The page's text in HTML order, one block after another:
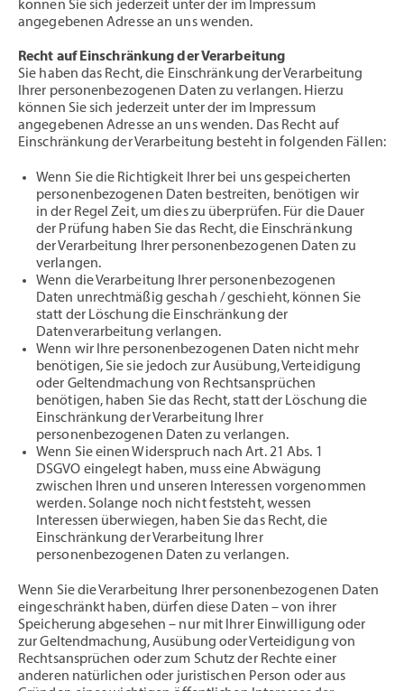
können Sie sich jederzeit unter der im Impressum
angegebenen Adresse an uns wenden.
Recht auf Einschränkung der Verarbeitung
Sie haben das Recht, die Einschränkung der Verarbeitung
Ihrer personenbezogenen Daten zu verlangen. Hierzu
können Sie sich jederzeit unter der im Impressum
angegebenen Adresse an uns wenden. Das Recht auf
Einschränkung der Verarbeitung besteht in folgenden Fällen:
Wenn Sie die Richtigkeit Ihrer bei uns gespeicherten
personenbezogenen Daten bestreiten, benötigen wir
in der Regel Zeit, um dies zu überprüfen. Für die Dauer
der Prüfung haben Sie das Recht, die Einschränkung
der Verarbeitung Ihrer personenbezogenen Daten zu
verlangen.
Wenn die Verarbeitung Ihrer personenbezogenen
Daten unrechtmäßig geschah / geschieht, können Sie
statt der Löschung die Einschränkung der
Datenverarbeitung verlangen.
Wenn wir Ihre personenbezogenen Daten nicht mehr
benötigen, Sie sie jedoch zur Ausübung, Verteidigung
oder Geltendmachung von Rechtsansprüchen
benötigen, haben Sie das Recht, statt der Löschung die
Einschränkung der Verarbeitung Ihrer
personenbezogenen Daten zu verlangen.
Wenn Sie einen Widerspruch nach Art. 21 Abs. 1
DSGVO eingelegt haben, muss eine Abwägung
zwischen Ihren und unseren Interessen vorgenommen
werden. Solange noch nicht feststeht, wessen
Interessen überwiegen, haben Sie das Recht, die
Einschränkung der Verarbeitung Ihrer
personenbezogenen Daten zu verlangen.
Wenn Sie die Verarbeitung Ihrer personenbezogenen Daten
eingeschränkt haben, dürfen diese Daten – von ihrer
Speicherung abgesehen – nur mit Ihrer Einwilligung oder
zur Geltendmachung, Ausübung oder Verteidigung von
Rechtsansprüchen oder zum Schutz der Rechte einer
anderen natürlichen oder juristischen Person oder aus